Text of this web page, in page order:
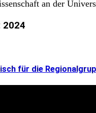
an der
2024
für die